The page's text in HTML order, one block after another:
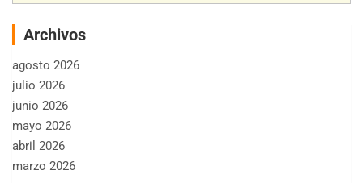
Archivos
agosto 2026
julio 2026
junio 2026
mayo 2026
abril 2026
marzo 2026